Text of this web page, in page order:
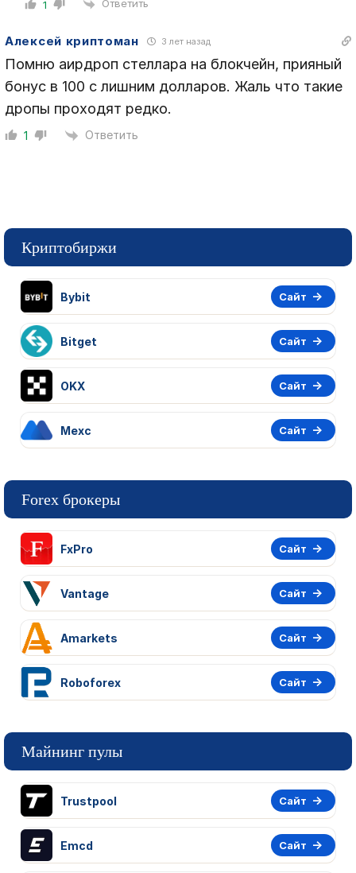
1 Ответить
Алексей криптоман 3 лет назад
Помню аирдроп стеллара на блокчейн, прияный
бонус в 100 с лишним долларов. Жаль что такие
дропы проходят редко.
1 Ответить
Криптобиржи
Bybit Сайт
Bitget Сайт
OKX Сайт
Mexc Сайт
Forex брокеры
FxPro Сайт
Vantage Сайт
Amarkets Сайт
Roboforex Сайт
Майнинг пулы
Trustpool Сайт
Emcd Сайт